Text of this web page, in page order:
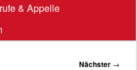
& Appelle
Nächster →